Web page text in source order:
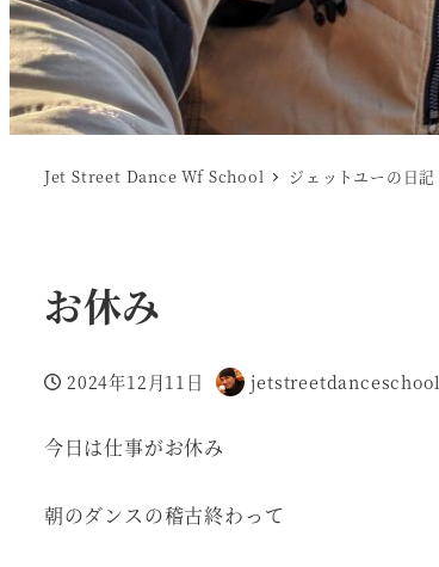
Jet Street Dance Wf School ジェットユーの日記
お休み
投稿日
2024年12月11日
著
jetstreetdanceschool
今日は仕事がお休み
朝のダンスの稽古終わって